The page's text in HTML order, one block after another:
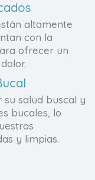
altamente
con la
ofrecer un
salud buscal y
bucales, lo
y limpias.